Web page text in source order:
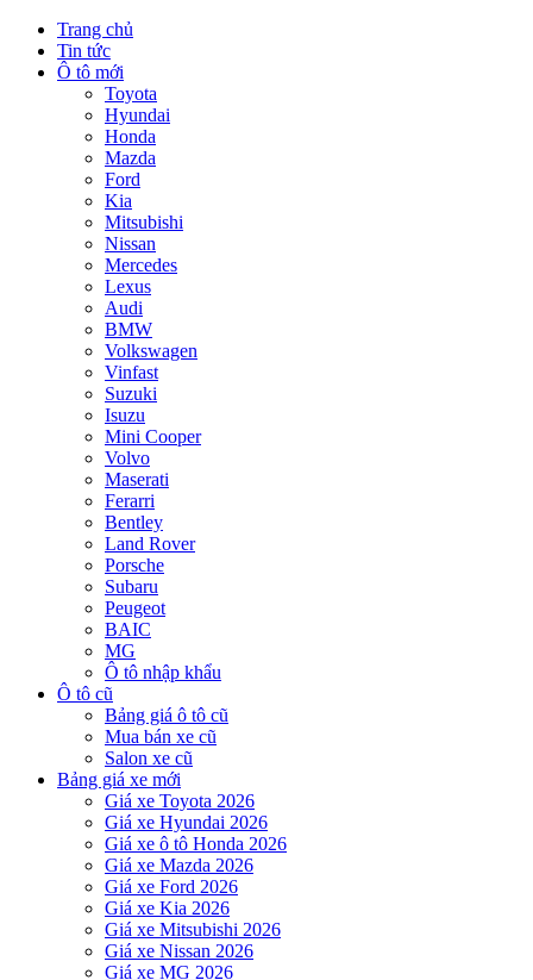
Trang chủ
Tin tức
Ô tô mới
Toyota
Hyundai
Honda
Mazda
Ford
Kia
Mitsubishi
Nissan
Mercedes
Lexus
Audi
BMW
Volkswagen
Vinfast
Suzuki
Isuzu
Mini Cooper
Volvo
Maserati
Ferarri
Bentley
Land Rover
Porsche
Subaru
Peugeot
BAIC
MG
Ô tô nhập khẩu
Ô tô cũ
Bảng giá ô tô cũ
Mua bán xe cũ
Salon xe cũ
Bảng giá xe mới
Giá xe Toyota 2026
Giá xe Hyundai 2026
Giá xe ô tô Honda 2026
Giá xe Mazda 2026
Giá xe Ford 2026
Giá xe Kia 2026
Giá xe Mitsubishi 2026
Giá xe Nissan 2026
Giá xe MG 2026